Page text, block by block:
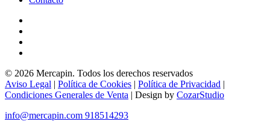
© 2026 Mercapin. Todos los derechos reservados
Aviso Legal | Política de Cookies | Política de Privacidad |
Condiciones Generales de Venta | Design by CozarStudio
Close
info@mercapin.com 918514293